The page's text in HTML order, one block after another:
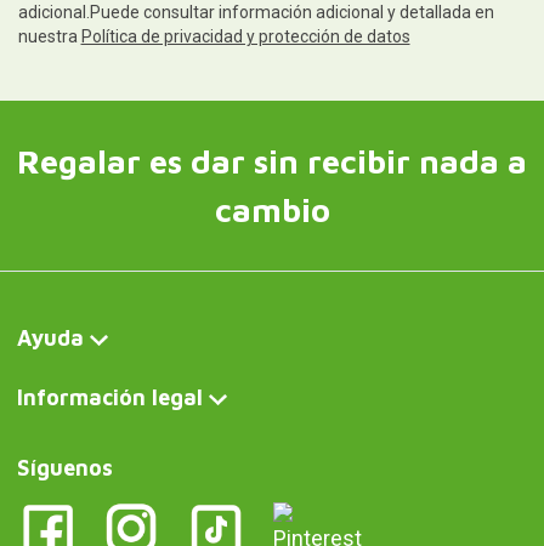
adicional.Puede consultar información adicional y detallada en
nuestra Política de privacidad y protección de datos
Regalar es dar sin recibir nada a
cambio
Ayuda
Información legal
Síguenos